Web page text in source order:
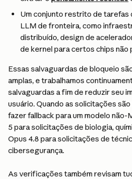
Um conjunto restrito de tarefas
LLM de fronteira, como
distribuído, design de
de kernel para certos chips não
Essas salvaguardas de bloqueio
amplas, e trabalhamos
salvaguardas a fim de reduzir seu
usuário. Quando as solicitações
fazer fallback para um modelo
5 para solicitações de biologia,
Opus 4.8 para solicitações de
cibersegurança.
As verificações também revisam